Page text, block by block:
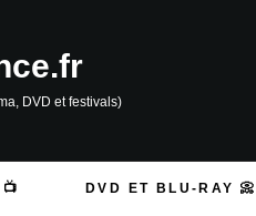
DVD et festivals)
DVD ET BLU-RAY 📀